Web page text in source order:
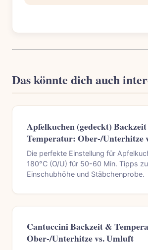
Das könnte dich auch
Apfelkuchen (gedeckt)
Temperatur: Ober-/Unterhitze
Die perfekte Einstellung für
180°C (O/U) für 50-60 Min. Tipps
Einschubhöhe und Stäbchenprobe.
Cantuccini Backzeit &
Ober-/Unterhitze vs. Umluft